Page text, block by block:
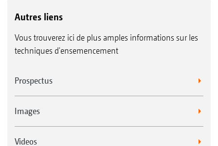
Autres liens
Vous trouverez ici de plus amples informations sur les
techniques d'ensemencement
Prospectus
Images
Videos